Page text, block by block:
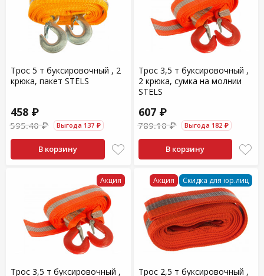
Трос 5 т буксировочный , 2
крюка, пакет SТЕLS
458 ₽
595.40 ₽ Выгода 137 ₽
В корзину
Трос 3,5 т буксировочный ,
2 крюка, сумка на молнии
SТЕLS
607 ₽
789.10 ₽ Выгода 182 ₽
В корзину
Акция
Трос 3,5 т буксировочный ,
Акция Скидка для юр.лиц
Трос 2,5 т буксировочный ,